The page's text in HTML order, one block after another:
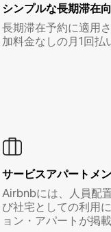
シンプルな長期滞在
長期滞在予約に適用
加料金なしの月1回払
サービスアパートメ
Airbnbには、人員配
び社宅としての利用
ョン・アパートが掲